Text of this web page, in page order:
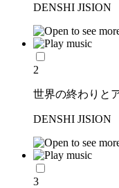
DENSHI JISION
2
世界の終わりと
DENSHI JISION
3